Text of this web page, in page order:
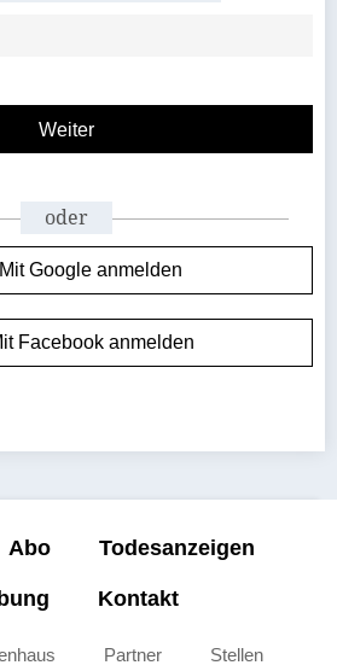
oder
Mit Google anmelden
Facebook anmelden
Abo Todesanzeigen
Kontakt
Partner Stellen